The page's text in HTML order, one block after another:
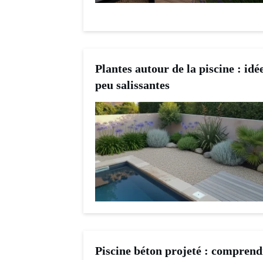
Plantes autour de la piscine :
peu salissantes
Piscine béton projeté :